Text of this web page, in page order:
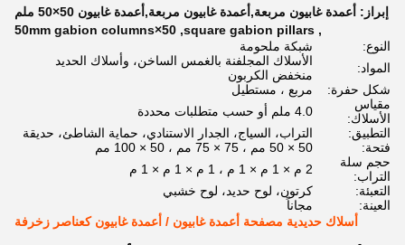
إبراز: أعمدة غابيون مربعة,أعمدة غابيون مربعة,أعمدة غابيون 50×50 ملم
,
square gabion pillars
,
50×50mm gabion columns
النوع:
شبكة ملحومة
المواد:
الأسلاك المجلفنة بالغمس الساخن، وأسلاك الحديد
منخفض الكربون
شكل حفرة:
مربع ، مستطيل
مقياس
الأسلاك:
4.0 ملم أو حسب متطلبات محددة
التطبيق:
التراب، السياج، الجدار الاستنادي، حماية الشاطئ، حديقة
فتحة:
50 × 50 مم ، 75 × 75 مم ، 50 × 100 مم
حجم سلة
التراب:
2 م × 1 م × 1 م ، 1 م × 1 م × 1 م
التعبئة:
كرتون، لوح حديد، لوح خشبي
العينة:
مجاناً
أسلاك حديدية مصفحة أعمدة غابيون / أعمدة غابيون كعناصر زخرفة